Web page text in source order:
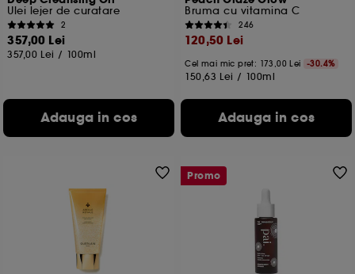
Ulei lejer de curatare
2
357,00 Lei
357,00 Lei / 100ml
Adauga in cos
Bruma cu vitamina C
246
120,50 Lei
Cel mai mic pret: 173,00 Lei -30.4%
150,63 Lei / 100ml
Adauga in cos
Promo